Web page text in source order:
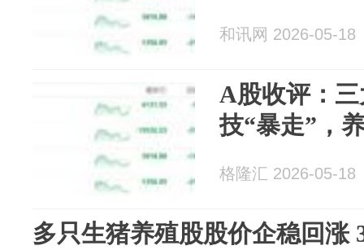
和讯网 2026-05-18
A股收评：
技“暴走”，
格隆汇 2026-05-18
多只生猪养殖股股价企稳回涨